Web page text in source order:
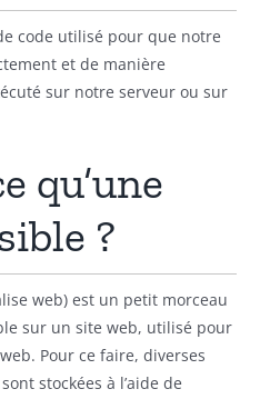
code utilisé pour que notre
et de manière
sur notre serveur ou sur
qu’une
?
web) est un petit morceau
sur un site web, utilisé pour
Pour ce faire, diverses
stockées à l’aide de